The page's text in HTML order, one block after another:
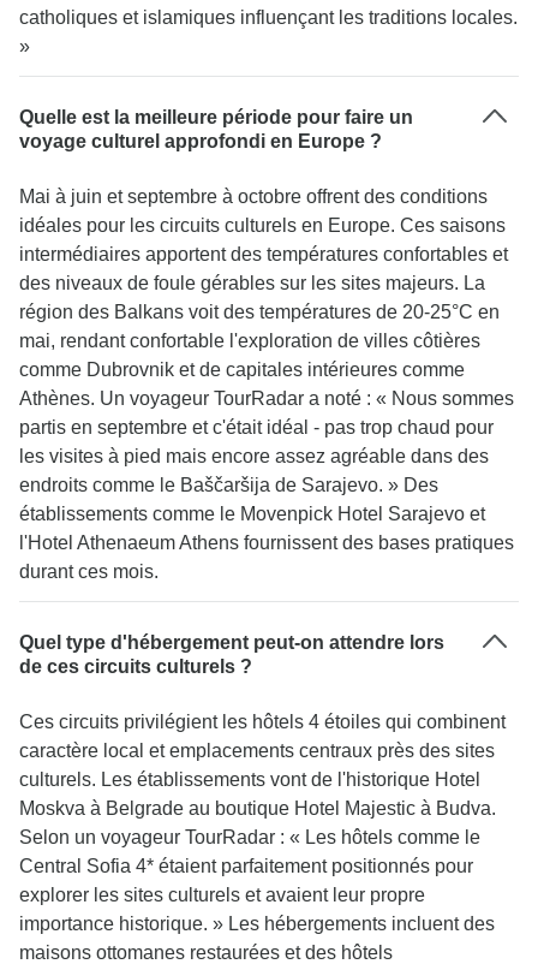
catholiques et islamiques influençant les traditions locales.
»
Quelle est la meilleure période pour faire un
voyage culturel approfondi en Europe ?
Mai à juin et septembre à octobre offrent des conditions
idéales pour les circuits culturels en Europe. Ces saisons
intermédiaires apportent des températures confortables et
des niveaux de foule gérables sur les sites majeurs. La
région des Balkans voit des températures de 20-25°C en
mai, rendant confortable l'exploration de villes côtières
comme Dubrovnik et de capitales intérieures comme
Athènes. Un voyageur TourRadar a noté : « Nous sommes
partis en septembre et c'était idéal - pas trop chaud pour
les visites à pied mais encore assez agréable dans des
endroits comme le Baščaršija de Sarajevo. » Des
établissements comme le Movenpick Hotel Sarajevo et
l'Hotel Athenaeum Athens fournissent des bases pratiques
durant ces mois.
Quel type d'hébergement peut-on attendre lors
de ces circuits culturels ?
Ces circuits privilégient les hôtels 4 étoiles qui combinent
caractère local et emplacements centraux près des sites
culturels. Les établissements vont de l'historique Hotel
Moskva à Belgrade au boutique Hotel Majestic à Budva.
Selon un voyageur TourRadar : « Les hôtels comme le
Central Sofia 4* étaient parfaitement positionnés pour
explorer les sites culturels et avaient leur propre
importance historique. » Les hébergements incluent des
maisons ottomanes restaurées et des hôtels